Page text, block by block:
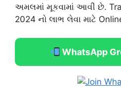
અમલમાં મૂકવામાં આવી છે.
2024 નો લાભ લેવા માટે
WhatsApp